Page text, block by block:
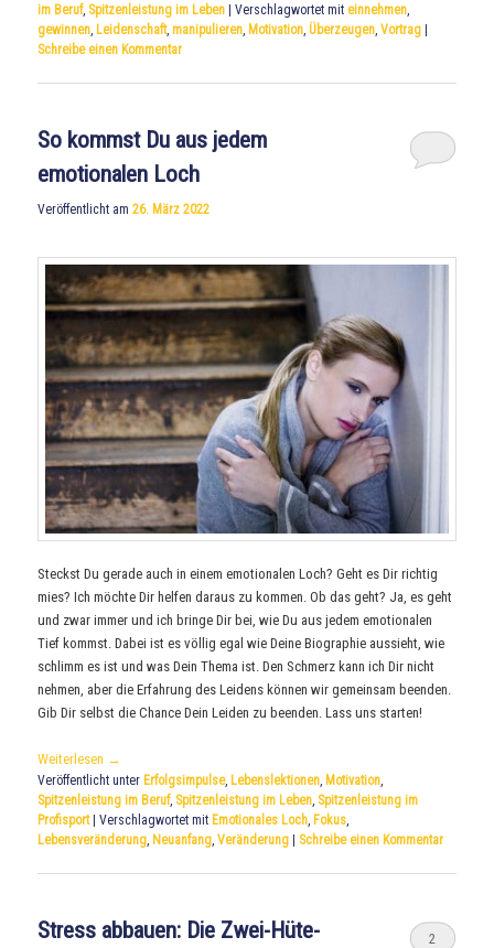
im Beruf, Spitzenleistung im Leben |Verschlagwortet mit einnehmen,
gewinnen, Leidenschaft,manipulieren, Motivation,Überzeugen,Vortrag
Schreibe einen Kommentar
So kommst Du aus jedem
emotionalen Loch
Veröffentlicht am26. März 2022
Steckst Du gerade auch in einem emotionalen Loch? Geht es Dir richtig
mies? Ich möchte Dir helfen daraus zu kommen. Ob das geht? Ja, es geht
und zwar immer und ich bringe Dir bei, wie Du aus jedem emotionalen
Tief kommst. Dabei ist es völlig egal wie Deine Biographie aussieht, wie
schlimm es ist und was Dein Thema ist. Den Schmerz kann ich Dir nicht
nehmen, aber die Erfahrung des Leidens können wir gemeinsam beenden.
Gib Dir selbst die Chance Dein Leiden zu beenden. Lass uns starten!
Weiterlesen →
Veröffentlicht unter Erfolgsimpulse, Lebenslektionen, Motivation,
Spitzenleistung im Beruf, Spitzenleistung im Leben, Spitzenleistung im
Profisport |Verschlagwortet mit Emotionales Loch, Fokus,
Lebensveränderung, Neuanfang,Veränderung | Schreibe einen Kommentar
Stress abbauen: Die Zwei-Hüte-
2